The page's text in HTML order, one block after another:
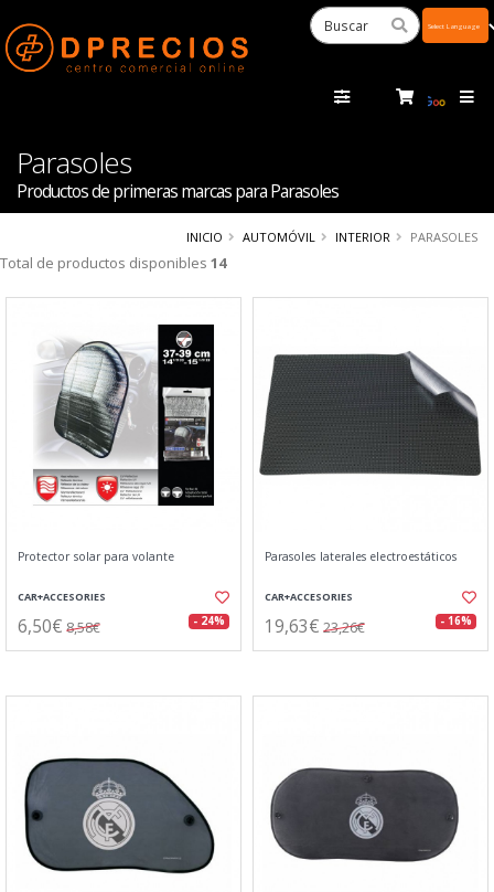
Parasoles
Productos de primeras marcas para Parasoles
INICIO AUTOMÓVIL INTERIOR PARASOLES
Total de productos disponibles 14
Protector solar para volante
CAR+ACCESORIES
6,50€ 8,58€ - 24%
Parasoles laterales electroestáticos
CAR+ACCESORIES
19,63€ 23,26€ - 16%